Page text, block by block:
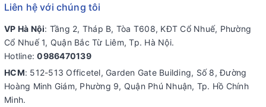
Liên hệ với chúng tôi
VP Hà Nội: Tầng 2, Tháp B, Tòa T608, KĐT Cổ Nhuế, Phường
Cổ Nhuế 1, Quận Bắc Từ Liêm, Tp. Hà Nội.
Hotline:0986470139
HCM: 512-513 Officetel, Garden Gate Building, Số 8, Đường
Hoàng Minh Giám, Phường 9, Quận Phú Nhuận, Tp. Hồ Chính
Minh.